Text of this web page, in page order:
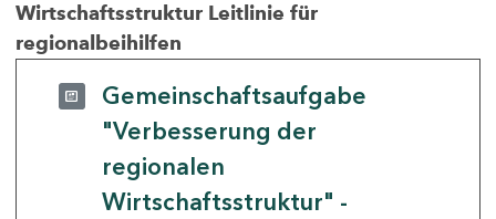
Wirtschaftsstruktur Leitlinie für
regionalbeihilfen
Gemeinschaftsaufgabe
"Verbesserung der
regionalen
Wirtschaftsstruktur" -